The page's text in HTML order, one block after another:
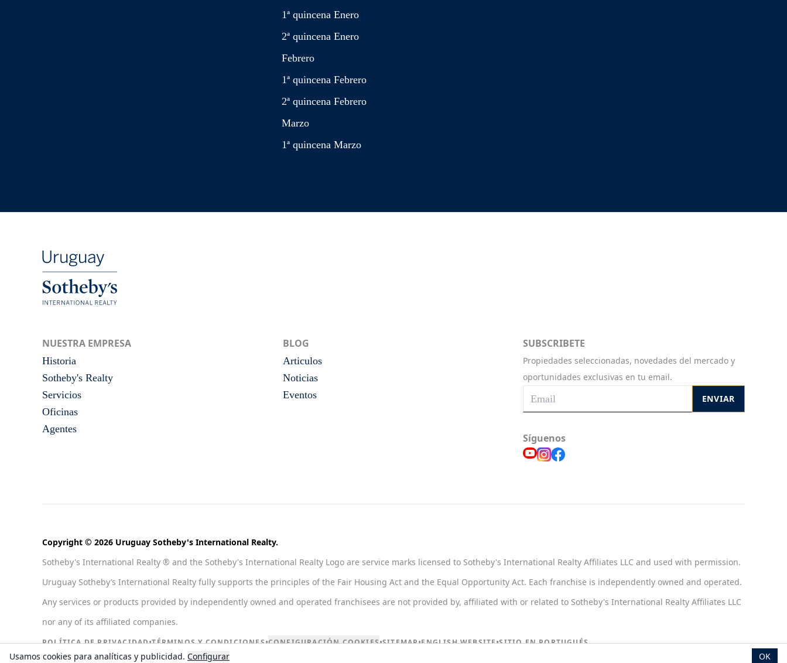
1ª quincena Enero
2ª quincena Enero
Febrero
1ª quincena Febrero
2ª quincena Febrero
Marzo
1ª quincena Marzo
NUESTRA EMPRESA
Historia
Sotheby's Realty
Servicios
Oficinas
Agentes
BLOG
Articulos
Noticias
Eventos
SUBSCRIBETE
Propiedades seleccionadas, novedades del mercado y
oportunidades exclusivas en tu email.
ENVIAR
Síguenos
Copyright © 2026 Uruguay Sotheby's International Realty.
Sotheby's International Realty ® and the Sotheby's International Realty Logo are service marks licensed to Sotheby's International Realty Affiliates LLC and used with permission.
Uruguay Sotheby’s International Realty fully supports the principles of the Fair Housing Act and the Equal Opportunity Act. Each franchise is independently owned and operated.
Any services or products provided by independently owned and operated franchisees are not provided by, affiliated with or related to Sotheby's International Realty Affiliates LLC
nor any of its affiliated companies.
POLÍTICA DE PRIVACIDAD•TÉRMINOS Y CONDICIONES•CONFIGURACIÓN COOKIES•SITEMAP•ENGLISH WEBSITE•SITIO EN PORTUGUÉS
Usamos cookies para analíticas y publicidad. Configurar OK